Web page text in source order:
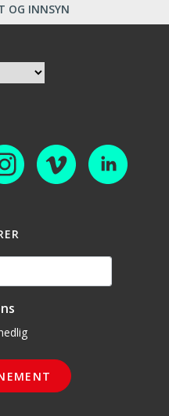
OG INNSYN